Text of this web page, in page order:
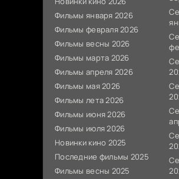
Фильмы января 2026
Фильмы февраля 2026
Фильмы весны 2026
Фильмы марта 2026
Фильмы апреля 2026
Фильмы мая 2026
Фильмы лета 2026
Фильмы июня 2026
Фильмы июля 2026
Новинки кино 2025
Последние фильмы 2025
Фильмы весны 2025